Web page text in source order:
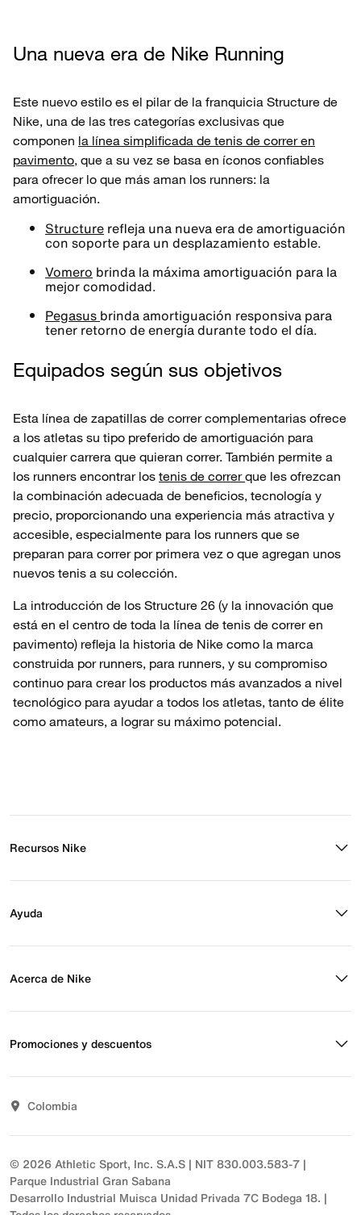
Una nueva era de Nike Running
Este nuevo estilo es el pilar de la franquicia Structure de
Nike, una de las tres categorías exclusivas que
componen la línea simplificada de tenis de correr en
pavimento, que a su vez se basa en íconos confiables
para ofrecer lo que más aman los runners: la
amortiguación.
Structure refleja una nueva era de amortiguación
con soporte para un desplazamiento estable.
Vomero brinda la máxima amortiguación para la
mejor comodidad.
Pegasus brinda amortiguación responsiva para
tener retorno de energía durante todo el día.
Equipados según sus objetivos
Esta línea de zapatillas de correr complementarias ofrece
a los atletas su tipo preferido de amortiguación para
cualquier carrera que quieran correr. También permite a
los runners encontrar los tenis de correrque les ofrezcan
la combinación adecuada de beneficios, tecnología y
precio, proporcionando una experiencia más atractiva y
accesible, especialmente para los runners que se
preparan para correr por primera vez o que agregan unos
nuevos tenis a su colección.
La introducción de los Structure 26 (y la innovación que
está en el centro de toda la línea de tenis de correr en
pavimento) refleja la historia de Nike como la marca
construida por runners, para runners, y su compromiso
continuo para crear los productos más avanzados a nivel
tecnológico para ayudar a todos los atletas, tanto de élite
como amateurs, a lograr su máximo potencial.
Recursos Nike
Regístrate para recibir correos
Ayuda
Preguntas frecuentes
Devoluciones
Comunicate con nosotros
Acerca de Nike
Noticias
Sostenibilidad
Promociones y descuentos
T&C actividades comerciales
Colombia
© 2026 Athletic Sport, Inc. S.A.S | NIT 830.003.583-7 |
Parque Industrial Gran Sabana
Desarrollo Industrial Muisca Unidad Privada 7C Bodega 18. |